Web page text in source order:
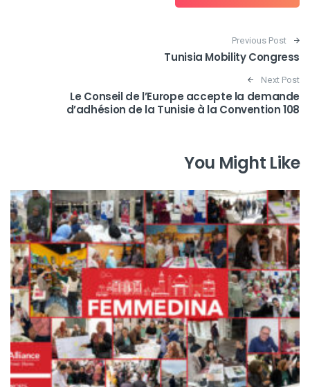
Post navigation
Previous Post
Tunisia Mobility Congress
Next Post
Le Conseil de l’Europe accepte la demande
d’adhésion de la Tunisie à la Convention 108
You Might Like